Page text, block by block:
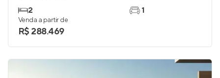
2
1
Venda a partir de
R$ 288.469